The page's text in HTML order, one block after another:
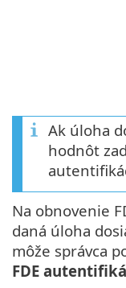
Ak úloha
hodnôt
Na obnovenie
daná úloha
môže správca
FDE